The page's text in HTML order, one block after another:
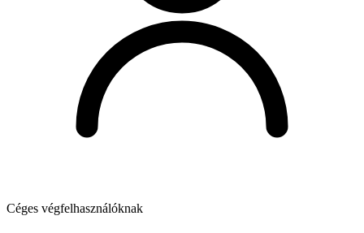
Céges végfelhasználóknak